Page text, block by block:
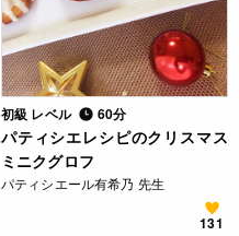
初級 レベル 60分
パティシエレシピのクリスマス
ミニクグロフ
パティシエール有希乃 先生
131